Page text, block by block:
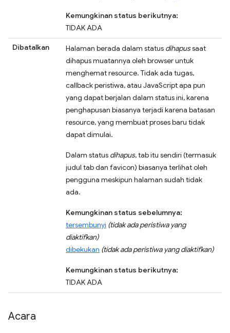
Kemungkinan status berikutnya:
TIDAK ADA
Dibatalkan Halaman berada dalam status dihapussaat
dihapus muatannya oleh browser untuk
menghemat resource. Tidak ada tugas,
callback peristiwa, atau JavaScript apa pun
yang dapat berjalan dalam status ini, karena
penghapusan biasanya terjadi karena batasan
resource, yang membuat proses baru tidak
dapat dimulai.
Dalam status dihapus, tab itu sendiri (termasuk
judul tab dan favicon) biasanya terlihat oleh
pengguna meskipun halaman sudah tidak
ada.
Kemungkinan status sebelumnya:
tersembunyi (tidak ada peristiwa yang
diaktifkan)
dibekukan (tidak ada peristiwa yang diaktifkan)
Kemungkinan status berikutnya:
TIDAK ADA
Acara